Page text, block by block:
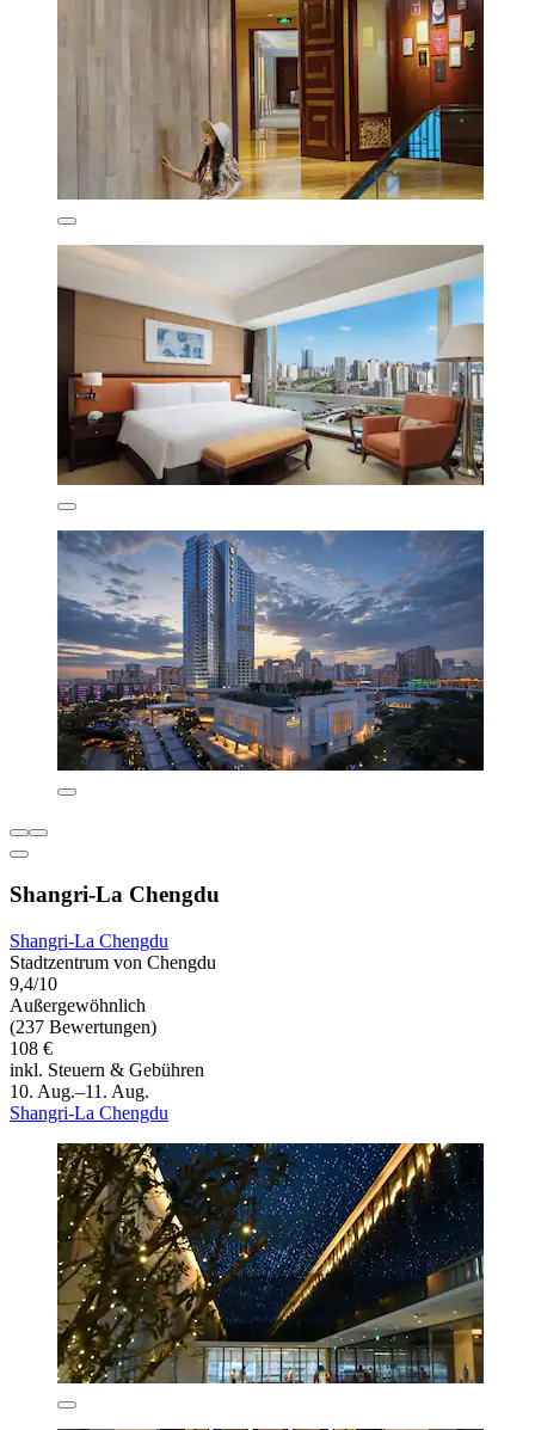
Shangri-La Chengdu
Shangri-La Chengdu
Stadtzentrum von Chengdu
9,4/10
Außergewöhnlich
(237 Bewertungen)
108 €
inkl. Steuern & Gebühren
10. Aug.–11. Aug.
Shangri-La Chengdu